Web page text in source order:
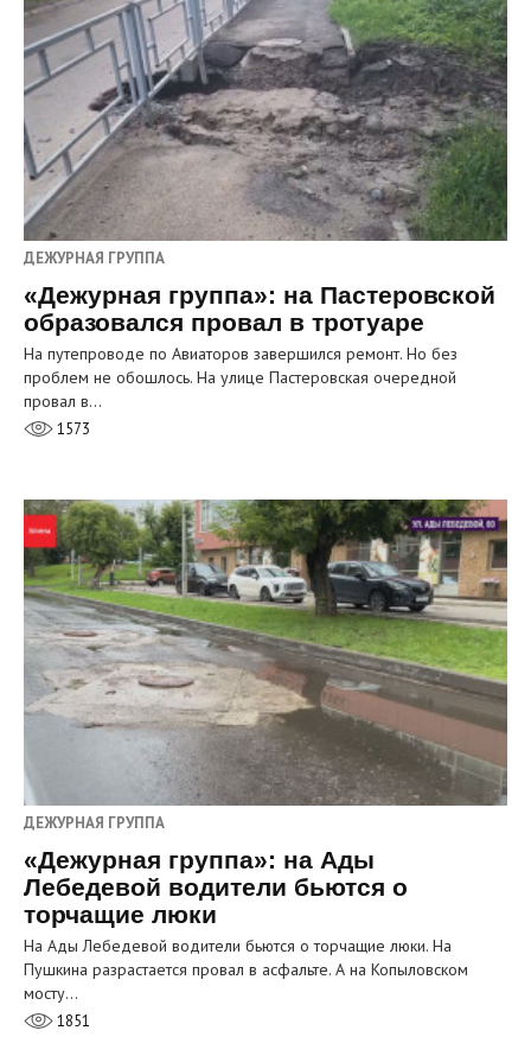
ДЕЖУРНАЯ ГРУППА
«Дежурная группа»: на Пастеровской
образовался провал в тротуаре
На путепроводе по Авиаторов завершился ремонт. Но без
проблем не обошлось. На улице Пастеровская очередной
провал в…
1573
ДЕЖУРНАЯ ГРУППА
«Дежурная группа»: на Ады
Лебедевой водители бьются о
торчащие люки
На Ады Лебедевой водители бьются о торчащие люки. На
Пушкина разрастается провал в асфальте. А на Копыловском
мосту…
1851